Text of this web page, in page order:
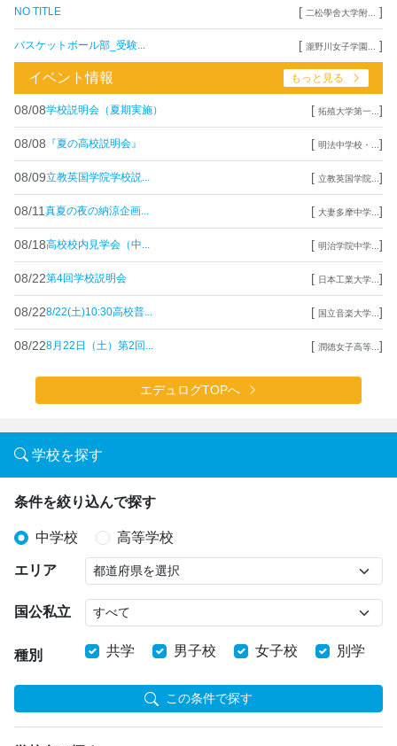
NO TITLE [ 二松學舍大学附... ]
バスケットボール部_受験... [ 瀧野川女子学園... ]
イベント情報 もっと見る
08/08学校説明会（夏期実施） [ 拓殖大学第一... ]
08/08 『夏の高校説明会』 [ 明法中学校・... ]
08/09立教英国学院学校説... [ 立教英国学院... ]
08/11 真夏の夜の納涼企画... [ 大妻多摩中学... ]
08/18高校校内見学会（中... [ 明治学院中学... ]
08/22第4回学校説明会 [ 日本工業大学... ]
08/228/22(土)10:30高校普... [ 国立音楽大学... ]
08/228月22日（土）第2回... [ 潤徳女子高等... ]
エデュログTOPへ
学校を探す
条件を絞り込んで探す
中学校 高等学校
エリア
国公私立
種別 共学 男子校 女子校 別学
この条件で探す